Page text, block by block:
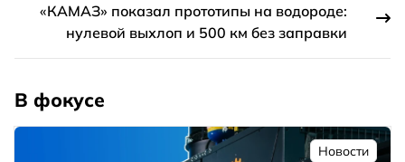
«КАМАЗ» показал прототипы на водороде:
нулевой выхлоп и 500 км без заправки
В фокусе
Новости